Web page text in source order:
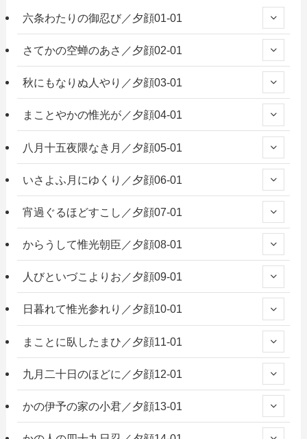
六条わたりの御忍び／夕顔01-01
さてかの空蝉のあさ／夕顔02-01
秋にもなりぬ人やり／夕顔03-01
まことやかの惟光が／夕顔04-01
八月十五夜隈なき月／夕顔05-01
いさよふ月にゆくり／夕顔06-01
宵過ぐるほどすこし／夕顔07-01
からうして惟光朝臣／夕顔08-01
人びといづこよりお／夕顔09-01
日暮れて惟光参れり／夕顔10-01
まことに臥したまひ／夕顔11-01
九月二十日のほどに／夕顔12-01
かの伊予の家の小君／夕顔13-01